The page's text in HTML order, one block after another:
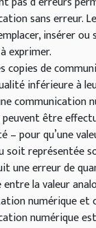
sans erreur.
insérer ou
exprimer.
copies de
inférieure à
communication
peuvent être
– pour qu’une
soit représentée
une erreur de
la valeur
numérique et
numérique